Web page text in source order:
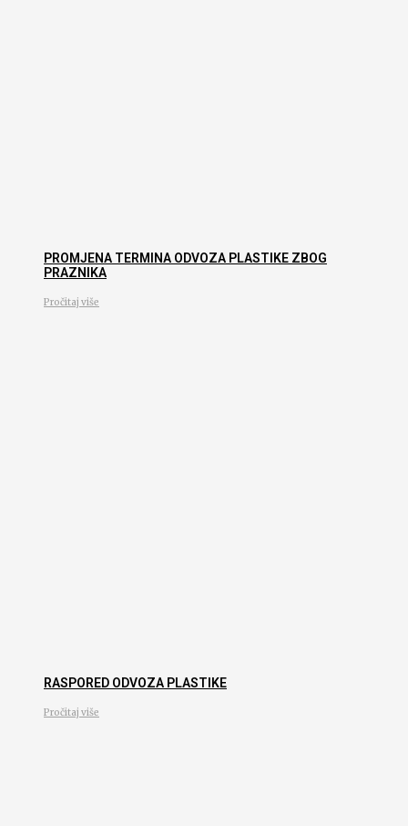
PROMJENA TERMINA ODVOZA PLASTIKE ZBOG
PRAZNIKA
Pročitaj više
RASPORED ODVOZA PLASTIKE
Pročitaj više